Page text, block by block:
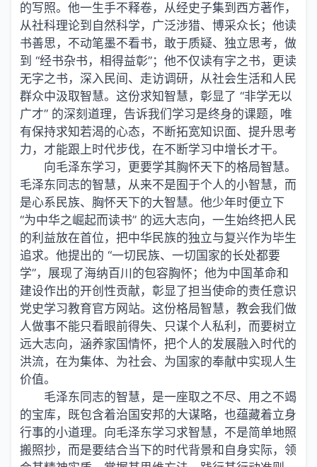
的写照。他一生手不释卷，从经史子集到西方著作，
从社科理论到自然科学，广泛涉猎、博采众长；他读
书善思，不动笔墨不看书，敢于质疑、独立思考，做
到 “经书杂书，相得益彰”；他不仅读有字之书，更读
无字之书，深入民间、走访调研，从社会生活和人民
群众中汲取智慧。这份求知智慧，彰显了 “非学无以
广才” 的深刻道理，告诉我们学习是终身的课题，唯
有保持求知若渴的心态，不断拓宽知识面、提升思考
力，才能跟上时代步伐，在不断学习中增长才干。
向毛泽东学习，更要学其胸怀天下的格局智慧。
毛泽东同志的智慧，从来不是囿于个人的小智慧，而
是心系民族、胸怀天下的大智慧。他少年时便立下
“为中华之崛起而读书” 的远大志向，一生始终把人民
的利益放在首位，把中华民族的独立与复兴作为毕生
追求。他提出的 “一切民族、一切国家的长处都要
学”，展现了海纳百川的包容胸怀；他为中国革命和
建设作出的开创性贡献，彰显了担当使命的责任意识
党史学习教育官方网站。这份格局智慧，教会我们做
人做事不能只看眼前得失、只谋个人私利，而要树立
远大志向，涵养家国情怀，把个人的发展融入时代的
洪流，在为集体、为社会、为国家的奉献中实现人生
价值。
毛泽东同志的智慧，是一座取之不尽、用之不竭
的宝库，既包含着治国安邦的大谋略，也蕴藏着立身
行事的小道理。向毛泽东学习求智慧，不是简单地照
搬照抄，而是要结合当下的时代背景和自身实际，领